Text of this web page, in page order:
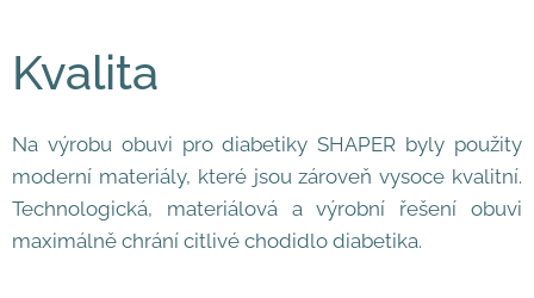
Kvalita
Na výrobu obuvi pro diabetiky SHAPER byly použity
moderní materiály, které jsou zároveň vysoce kvalitní.
Technologická, materiálová a výrobní řešení obuvi
maximálně chrání citlivé chodidlo diabetika.